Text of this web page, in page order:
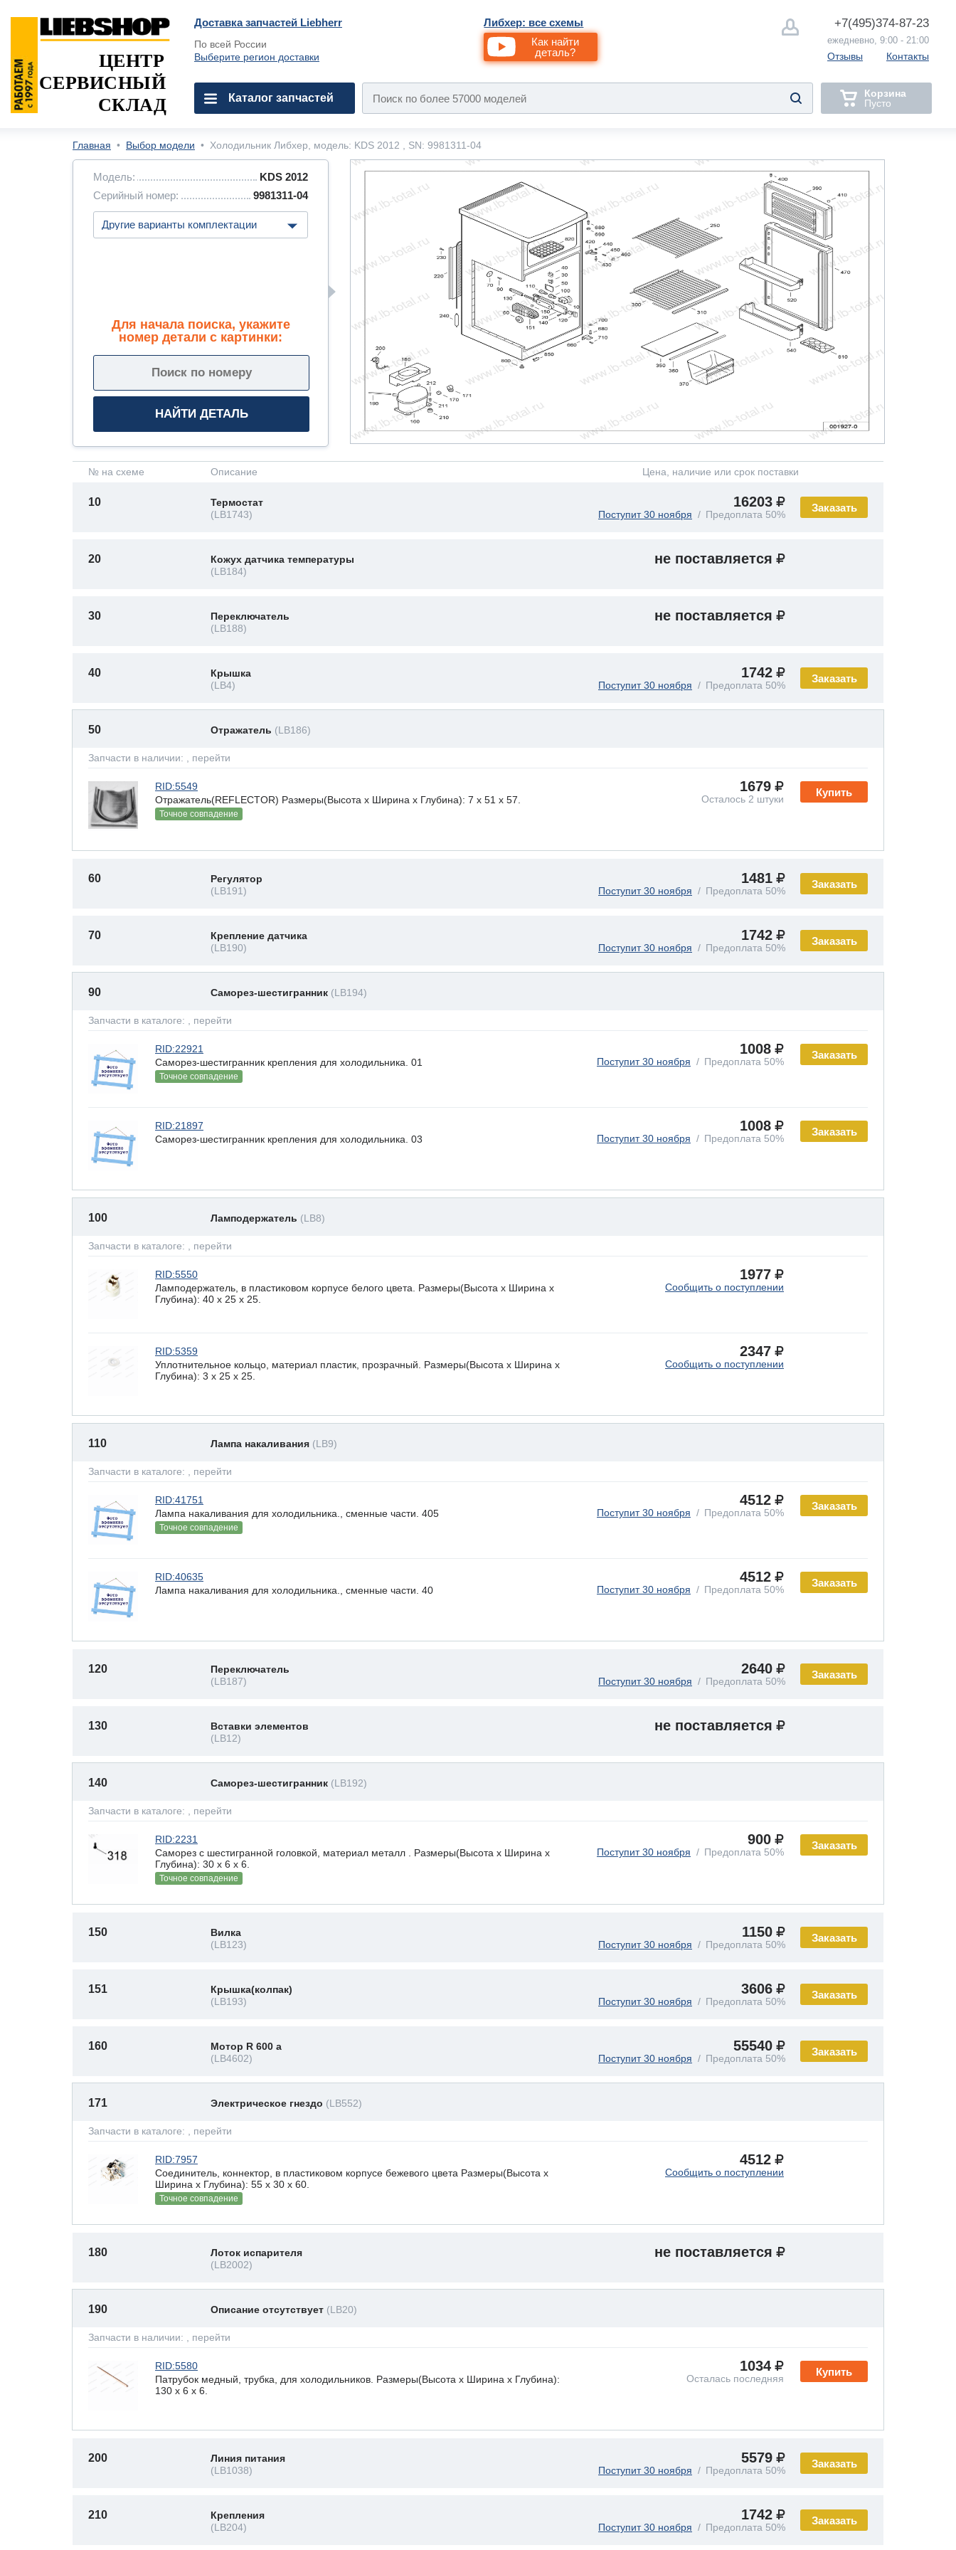
Доставка запчастей Liebherr
По всей России
Выберите регион доставки
Либхер: все схемы
Как найти
деталь?
+7(495)374-87-23
ежедневно, 9:00 - 21:00
Отзывы Контакты
ЦЕНТР
СЕРВИСНЫЙ
СКЛАД
Каталог запчастей
Корзина
Пусто
Главная • Выбор модели • Холодильник Либхер, модель: KDS 2012 , SN: 9981311-04
Модель:
KDS 2012
Серийный номер:
9981311-04
Для начала поиска, укажите
номер детали с картинки:
№ на схеме Описание Цена, наличие или срок поставки
Заказать
10
Термостат
(LB1743)
16203
Поступит 30 ноября Предоплата 50%
20
Кожух датчика температуры
(LB184)
не поставляется
30
Переключатель
(LB188)
не поставляется
Заказать
40
Крышка
(LB4)
1742
Поступит 30 ноября Предоплата 50%
50 Отражатель (LB186)
Запчасти в наличии: , перейти
Купить
RID:5549
Отражатель(REFLECTOR) Размеры(Высота х Ширина х Глубина): 7 x 51 х 57.
Точное совпадение
1679
Осталось 2 штуки
Заказать
60
Регулятор
(LB191)
1481
Поступит 30 ноября Предоплата 50%
Заказать
70
Крепление датчика
(LB190)
1742
Поступит 30 ноября Предоплата 50%
90 Саморез-шестигранник (LB194)
Запчасти в каталоге: , перейти
Заказать
RID:22921
Саморез-шестигранник крепления для холодильника. 01
Точное совпадение
1008
Поступит 30 ноября Предоплата 50%
Заказать
RID:21897
Саморез-шестигранник крепления для холодильника. 03
1008
Поступит 30 ноября Предоплата 50%
100 Ламподержатель (LB8)
Запчасти в каталоге: , перейти
RID:5550
Ламподержатель, в пластиковом корпусе белого цвета. Размеры(Высота х Ширина х
Глубина): 40 x 25 х 25.
1977
Сообщить о поступлении
RID:5359
Уплотнительное кольцо, материал пластик, прозрачный. Размеры(Высота х Ширина х
Глубина): 3 x 25 х 25.
2347
Сообщить о поступлении
110 Лампа накаливания (LB9)
Запчасти в каталоге: , перейти
Заказать
RID:41751
Лампа накаливания для холодильника., сменные части. 405
Точное совпадение
4512
Поступит 30 ноября Предоплата 50%
Заказать
RID:40635
Лампа накаливания для холодильника., сменные части. 40
4512
Поступит 30 ноября Предоплата 50%
Заказать
120
Переключатель
(LB187)
2640
Поступит 30 ноября Предоплата 50%
130
Вставки элементов
(LB12)
не поставляется
140 Саморез-шестигранник (LB192)
Запчасти в каталоге: , перейти
Заказать
RID:2231
Саморез с шестигранной головкой, материал металл . Размеры(Высота х Ширина х
Глубина): 30 x 6 х 6.
Точное совпадение
900
Поступит 30 ноября Предоплата 50%
Заказать
150
Вилка
(LB123)
1150
Поступит 30 ноября Предоплата 50%
Заказать
151
Крышка(колпак)
(LB193)
3606
Поступит 30 ноября Предоплата 50%
Заказать
160
Мотор R 600 a
(LB4602)
55540
Поступит 30 ноября Предоплата 50%
171 Электрическое гнездо (LB552)
Запчасти в каталоге: , перейти
RID:7957
Соединитель, коннектор, в пластиковом корпусе бежевого цвета Размеры(Высота х
Ширина х Глубина): 55 x 30 х 60.
Точное совпадение
4512
Сообщить о поступлении
180
Лоток испарителя
(LB2002)
не поставляется
190 Описание отсутствует (LB20)
Запчасти в наличии: , перейти
Купить
RID:5580
Патрубок медный, трубка, для холодильников. Размеры(Высота х Ширина х Глубина):
130 x 6 х 6.
1034
Осталась последняя
Заказать
200
Линия питания
(LB1038)
5579
Поступит 30 ноября Предоплата 50%
Заказать
210
Крепления
(LB204)
1742
Поступит 30 ноября Предоплата 50%